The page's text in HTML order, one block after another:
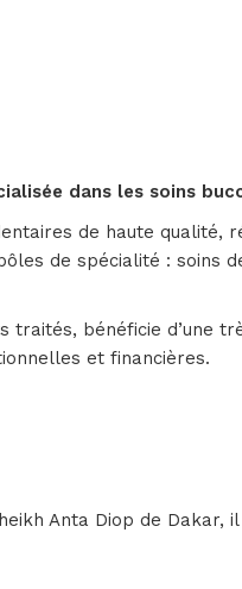
dans les soins
de haute qualité,
de spécialité : soins
traités, bénéficie d’une
et financières.
Anta Diop de Dakar,